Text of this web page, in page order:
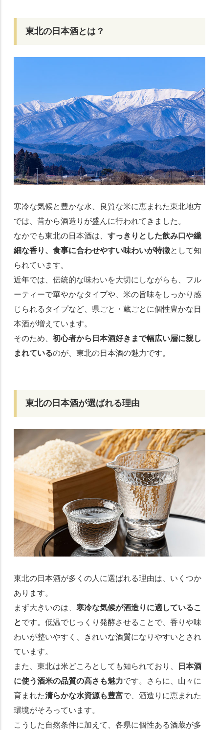
東北の日本酒とは？
寒冷な気候と豊かな水、良質な米に恵まれた東北地方
では、昔から酒造りが盛んに行われてきました。
なかでも東北の日本酒は、 すっきりとした飲み口や繊
細な香り、食事に合わせやすい味わいが特徴として知
られています。
近年では、伝統的な味わいを大切にしながらも、フル
ーティーで華やかなタイプや、米の旨味をしっかり感
じられるタイプなど、県ごと・蔵ごとに個性豊かな日
本酒が増えています。
そのため、 初心者から日本酒好きまで幅広い層に親し
まれているのが、東北の日本酒の魅力です。
東北の日本酒が選ばれる理由
東北の日本酒が多くの人に選ばれる理由は、いくつか
あります。
まず大きいのは、 寒冷な気候が酒造りに適しているこ
とです。低温でじっくり発酵させることで、香りや味
わいが整いやすく、きれいな酒質になりやすいとされ
ています。
また、東北は米どころとしても知られており、
日本酒
に使う酒米の品質の高さも魅力です。さらに、山々に
育まれた清らかな水資源も豊富で、酒造りに恵まれた
環境がそろっています。
こうした自然条件に加えて、各県に個性ある酒蔵が多